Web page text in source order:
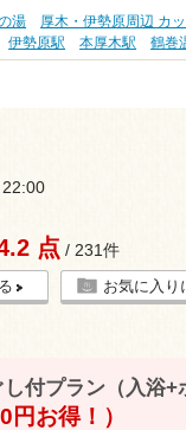
湯
厚木・伊勢原周辺 カ
伊勢原駅 本厚木駅 鶴巻
点 / 231件
お気に入り
付プラン（入浴+
お得！）